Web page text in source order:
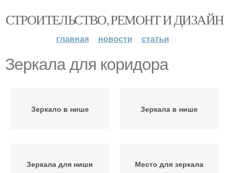
СТРОИТЕЛЬСТВО, РЕМОНТ И ДИЗАЙН
главная новости статьи
Зеркала для коридора
Зеркало в нише Зеркала в нише
Зеркала для ниши Место для зеркала